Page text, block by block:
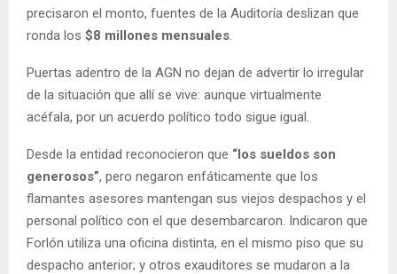
precisaron el monto, fuentes de la Auditoría deslizan que
ronda los $8 millones mensuales.
Puertas adentro de la AGN no dejan de advertir lo irregular
de la situación que allí se vive: aunque virtualmente
acéfala, por un acuerdo político todo sigue igual.
Desde la entidad reconocieron que “los sueldos son
generosos”, pero negaron enfáticamente que los
flamantes asesores mantengan sus viejos despachos y el
personal político con el que desembarcaron. Indicaron que
Forlón utiliza una oficina distinta, en el mismo piso que su
despacho anterior; y otros exauditores se mudaron a la